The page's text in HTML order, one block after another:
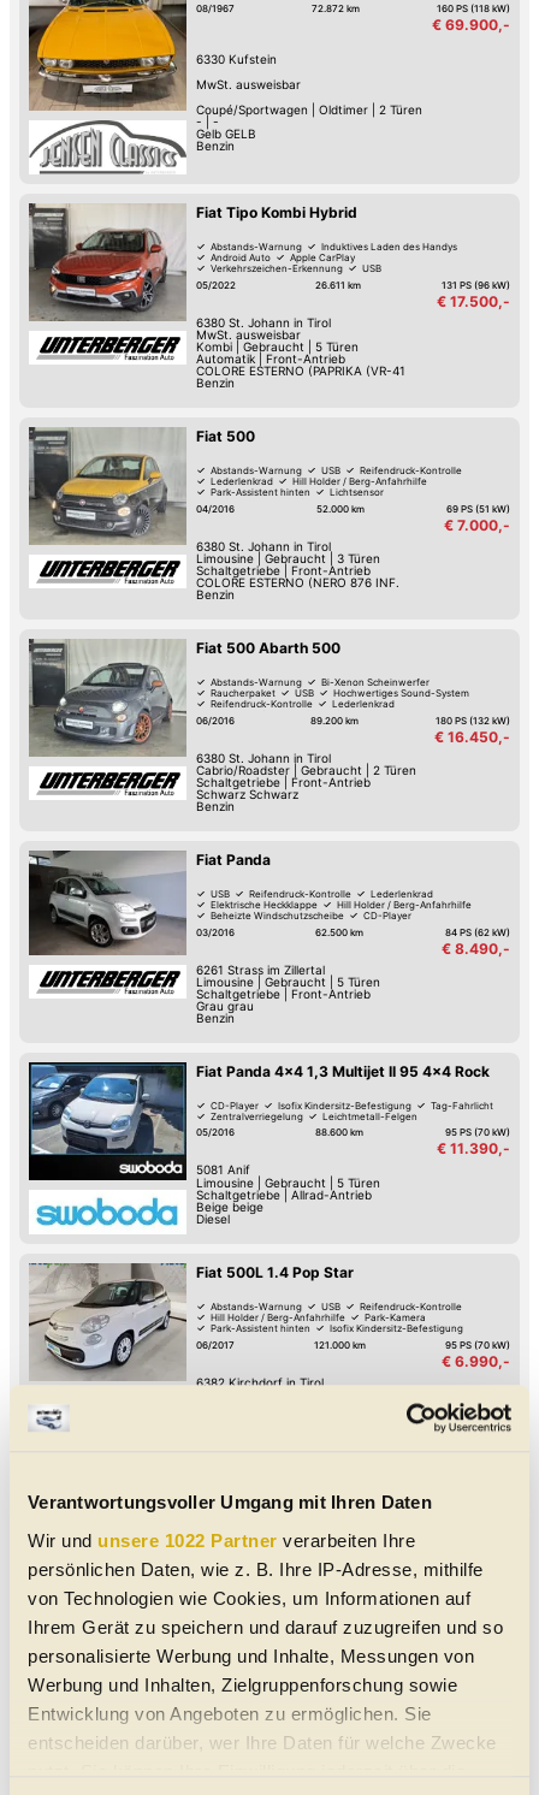
Verantwortungsvoller Umgang mit Ihren Daten
Wir und unsere 1022 Partner verarbeiten Ihre
persönlichen Daten, wie z. B. Ihre IP-Adresse, mithilfe
von Technologien wie Cookies, um Informationen auf
Ihrem Gerät zu speichern und darauf zuzugreifen und so
personalisierte Werbung und Inhalte, Messungen von
Werbung und Inhalten, Zielgruppenforschung sowie
Entwicklung von Angeboten zu ermöglichen. Sie
entscheiden darüber, wer Ihre Daten für welche Zwecke
08/1967 72.872 km 160 PS (118 kW)
€ 69.900,-
6330 Kufstein
MwSt. ausweisbar
Coupé/Sportwagen
Oldtimer|
2 Türen
-
-
Gelb GELB
Benzin
Fiat Tipo Kombi Hybrid
Abstands-Warnung
Induktives Laden des Handys
Android Auto
Apple CarPlay
Verkehrszeichen-Erkennung
USB
05/2022 26.611 km 131 PS (96 kW)
€ 17.500,-
6380 St. Johann in Tirol
MwSt. ausweisbar
Kombi| Gebraucht
5 Türen
Automatik| Front-Antrieb
COLORE ESTERNO (PAPRIKA (VR-41
Benzin
Fiat 500
Abstands-Warnung USB
Reifendruck-Kontrolle
Lederlenkrad
Hill Holder / Berg-Anfahrhilfe
Park-Assistent hinten
Lichtsensor
04/2016 52.000 km 69 PS (51 kW)
€ 7.000,-
6380 St. Johann in Tirol
Limousine| Gebraucht
3 Türen
Schaltgetriebe| Front-Antrieb
COLORE ESTERNO (NERO 876 INF.
Benzin
Fiat 500 Abarth 500
Abstands-Warnung
Bi-Xenon Scheinwerfer
Raucherpaket
USB
Hochwertiges Sound-System
Reifendruck-Kontrolle
Lederlenkrad
06/2016 89.200 km 180 PS (132 kW)
€ 16.450,-
6380 St. Johann in Tirol
Cabrio/Roadster| Gebraucht
2 Türen
Schaltgetriebe| Front-Antrieb
Schwarz Schwarz
Benzin
Fiat Panda
USB Reifendruck-Kontrolle
Lederlenkrad
Elektrische Heckklappe
Hill Holder / Berg-Anfahrhilfe
Beheizte Windschutzscheibe
CD-Player
03/2016 62.500 km 84 PS (62 kW)
€ 8.490,-
6261 Strass im Zillertal
Limousine| Gebraucht
5 Türen
Schaltgetriebe| Front-Antrieb
Grau grau
Benzin
Fiat Panda 4x4 1,3 Multijet II 95 4x4 Rock
CD-Player Isofix Kindersitz-Befestigung
Tag-Fahrlicht
Zentralverriegelung
Leichtmetall-Felgen
05/2016
88.600 km 95 PS (70 kW)
€ 11.390,-
5081 Anif
Limousine| Gebraucht
5 Türen
Schaltgetriebe| Allrad-Antrieb
Beige beige
Diesel
Fiat 500L 1.4 Pop Star
Abstands-Warnung USB
Reifendruck-Kontrolle
Hill Holder / Berg-Anfahrhilfe
Park-Kamera
Park-Assistent hinten
Isofix Kindersitz-Befestigung
Bluetooth
06/2017 121.000 km 95 PS (70 kW)
€ 6.990,-
6382 Kirchdorf in Tirol
Fiat 500 S* PANO* Komfort/ City
Paket*PDC*ECO*
USB Reifendruck-Kontrolle Lederlenkrad
Park-Assistent hinten
Regensensor
Lichtsensor
Bluetooth
€ 11.900,-
5020 Salzburg
Limousine| Gebraucht|
3 Türen
Schaltgetriebe
|Front-Antrieb
Weiß COLORE ESTERNO (Ghiaccio Weiss
Fiat 500 Lounge *orig. 63 tkm* PDC*
PANO* CHROM Paket*